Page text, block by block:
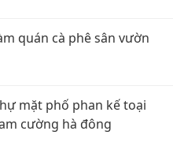
quán cà phê sân vườn
mặt phố phan kế toại
cường hà đông